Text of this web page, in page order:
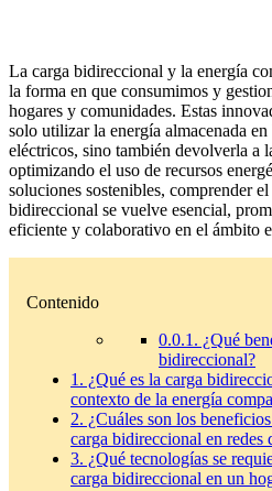
La carga bidireccional y la energía
la forma en que consumimos y
hogares y comunidades. Estas
solo utilizar la energía almacenada
eléctricos, sino también devolverla a
optimizando el uso de recursos
soluciones sostenibles, comprender
bidireccional se vuelve esencial,
eficiente y colaborativo en el ámbito
Contenido
0.0.1. ¿Qué
bidireccional?
1. ¿Qué es la carga
contexto de la energía
2. ¿Cuáles son los
carga bidireccional en redes
3. ¿Qué tecnologías se
carga bidireccional en un